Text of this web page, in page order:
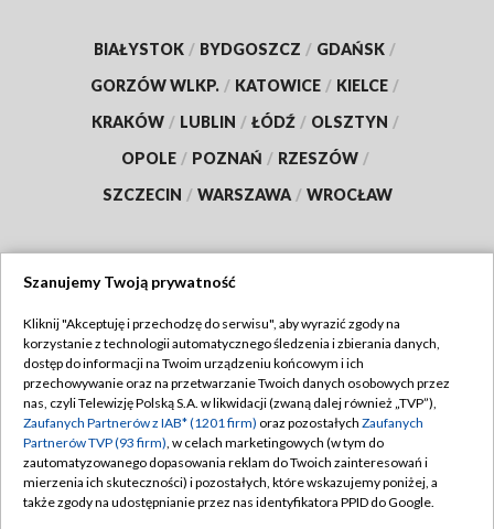
BIAŁYSTOK / BYDGOSZCZ / GDAŃSK /
GORZÓW WLKP. / KATOWICE / KIELCE /
KRAKÓW / LUBLIN / ŁÓDŹ / OLSZTYN /
OPOLE / POZNAŃ / RZESZÓW /
SZCZECIN / WARSZAWA / WROCŁAW
TVP
Abonament TVP
Emisja w TVP
Centrum informacji TVP
Naziemna Telewizja Cyfrowa
Regulamin TVP
Polityka prywatności
Moje zgody
Pomoc
Szanujemy Twoją prywatność
Kliknij "Akceptuję i przechodzę do serwisu", aby wyrazić zgody na
korzystanie z technologii automatycznego śledzenia i zbierania danych,
dostęp do informacji na Twoim urządzeniu końcowym i ich
przechowywanie oraz na przetwarzanie Twoich danych osobowych przez
nas, czyli Telewizję Polską S.A. w likwidacji (zwaną dalej również „TVP”),
Zaufanych Partnerów z IAB* (1201 firm) oraz pozostałych Zaufanych
Partnerów TVP (93 firm), w celach marketingowych (w tym do
zautomatyzowanego dopasowania reklam do Twoich zainteresowań i
mierzenia ich skuteczności) i pozostałych, które wskazujemy poniżej, a
także zgody na udostępnianie przez nas identyfikatora PPID do Google.